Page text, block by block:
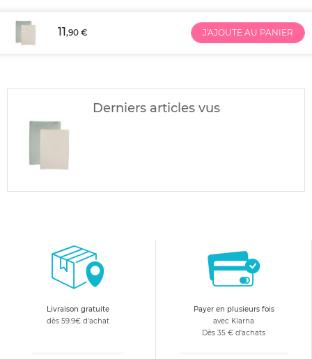
11,90 € J'AJOUTE AU PANIER
Derniers articles vus
Livraison gratuite
dès 59.9€ d'achat
Payer en plusieurs fois
avec Klarna
Dès 35 € d'achats